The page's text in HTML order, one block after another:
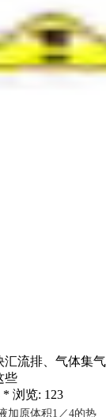
汇流排、气体集气
些
* 浏览: 123
加原体积1／4的热